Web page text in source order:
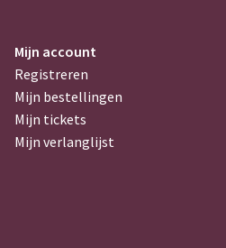
Mijn account
Registreren
Mijn bestellingen
Mijn tickets
Mijn verlanglijst